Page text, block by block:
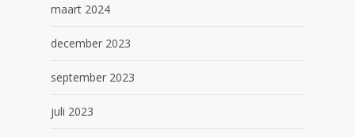
maart 2024
december 2023
september 2023
juli 2023